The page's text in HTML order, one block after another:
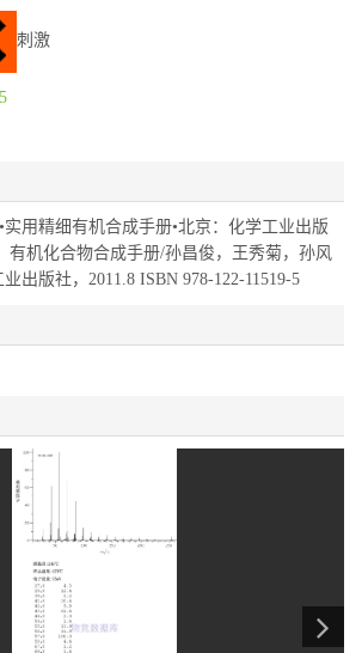
刺激
用精细有机合成手册•北京：化学工业出版
有机化合物合成手册/孙昌俊，王秀菊，孙风
出版社，2011.8 ISBN 978-122-11519-5